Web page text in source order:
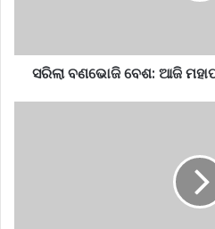
ସରିଲା ବଣଭୋଜି ବେଶ: ଆଜି